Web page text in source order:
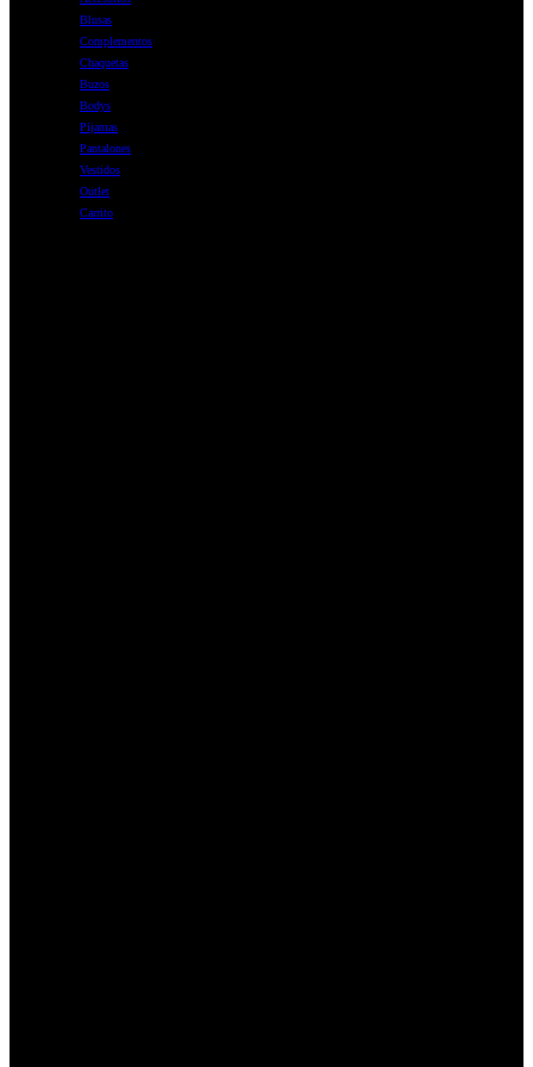
Blusas
Complementos
Chaquetas
Buzos
Bodys
Pijamas
Pantalones
Vestidos
Outlet
Carrito